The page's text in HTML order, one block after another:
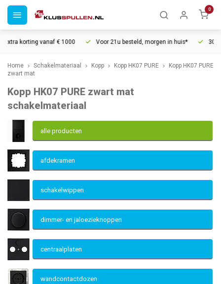
0
€ 1000 Voor 21u besteld, morgen in huis* 30 dagen retourrecht
Home Schakelmateriaal Kopp Kopp HK07 PURE
Kopp HK07 PURE
zwart mat
Kopp HK07 PURE zwart mat
schakelmateriaal
alle producten
afdekramen
schakelwippen
dimmer- en jaloezieknoppen
centraalplaten
wandcontactdozen